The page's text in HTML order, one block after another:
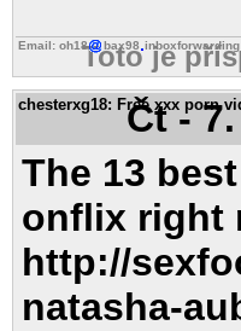
Email: oh18 bax98 inboxforwarding
Toto je
chesterxg18: Free xxx porn
Čt -
The 13
onflix right
http://
natasha-